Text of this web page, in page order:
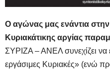
Ο αγώνας μας ενάντια
Κυριακάτικης αργίας
ΣΥΡΙΖΑ – ΑΝΕΛ συνεχίζει να
εργάσιμες Κυριακές» (ενώ